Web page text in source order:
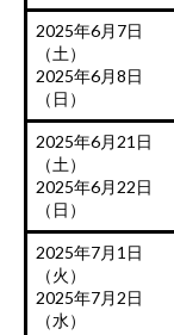
2025年6月7日
（土）
2025年6月8日
（日）
2025年6月21日
（土）
2025年6月22日
（日）
2025年7月1日
（火）
2025年7月2日
（水）